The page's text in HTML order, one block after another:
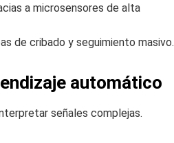
a microsensores de alta
de cribado y seguimiento masivo.
automático
señales complejas.